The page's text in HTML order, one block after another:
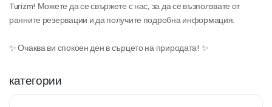
Turizm! Можете да се свържете с нас, за да се възползвате от
ранните резервации и да получите подробна информация.
✨ Очаква ви спокоен ден в сърцето на природата! ✨
категории